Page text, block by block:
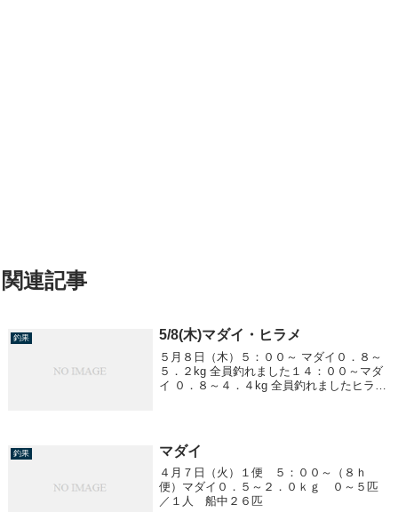
関連記事
釣果 5/8(木)マダイ・ヒラメ
５月８日（木）５：００～ マダイ０．８～
５．２kg 全員釣れました１４：００～マダ
イ ０．８～４．４kg 全員釣れましたヒラメ
釣果 マダイ
４月７日（火）１便 ５：００～（８ｈ
便）マダイ０．５～２．０ｋｇ ０～５匹
／１人 船中２６匹